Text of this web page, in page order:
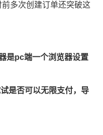
多次创建订单还突破这
是pc端一个浏览器设置
是否可以无限支付，导